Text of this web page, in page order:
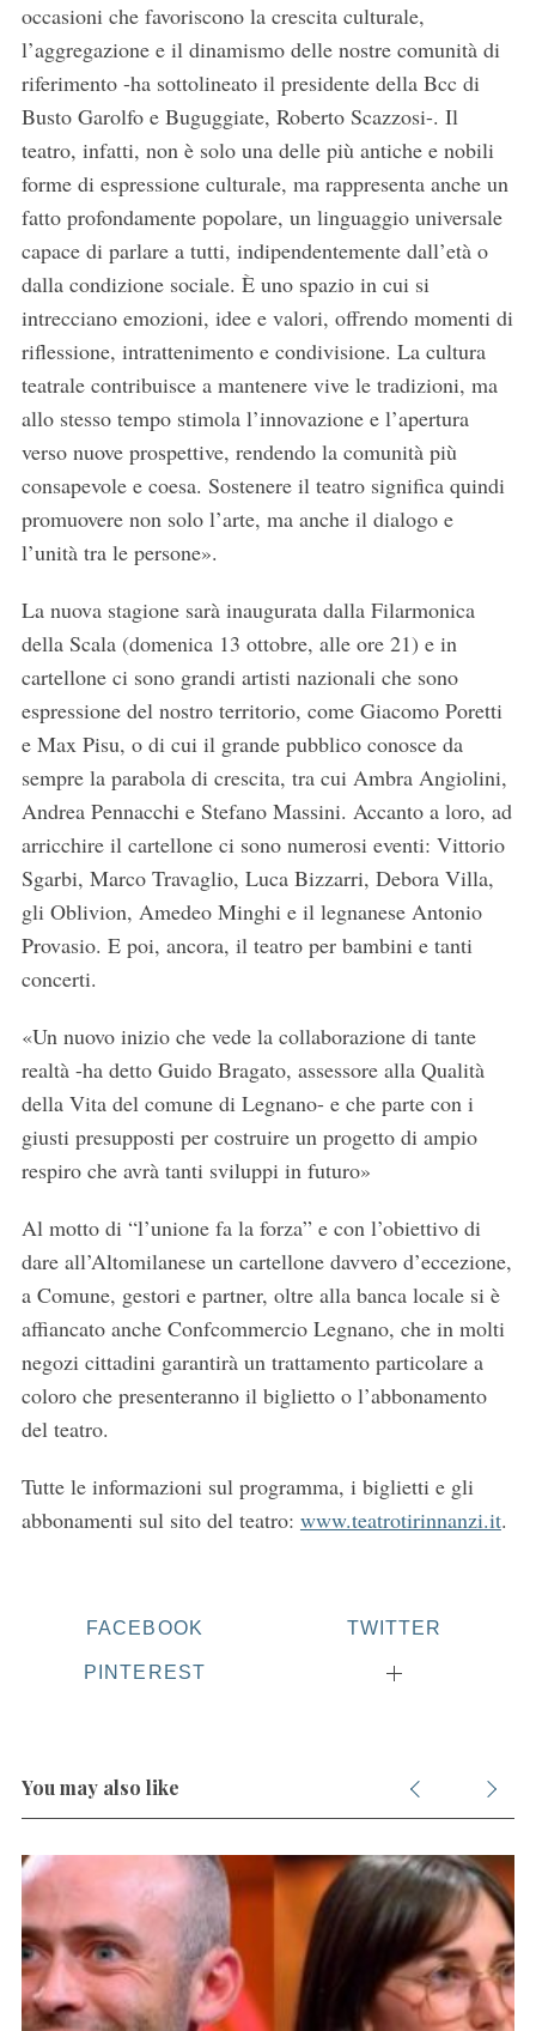
occasioni che favoriscono la crescita culturale,
l’aggregazione e il dinamismo delle nostre comunità di
riferimento -ha sottolineato il presidente della Bcc di
Busto Garolfo e Buguggiate, Roberto Scazzosi-. Il
teatro, infatti, non è solo una delle più antiche e nobili
forme di espressione culturale, ma rappresenta anche un
fatto profondamente popolare, un linguaggio universale
capace di parlare a tutti, indipendentemente dall’età o
dalla condizione sociale. È uno spazio in cui si
intrecciano emozioni, idee e valori, offrendo momenti di
riflessione, intrattenimento e condivisione. La cultura
teatrale contribuisce a mantenere vive le tradizioni, ma
allo stesso tempo stimola l’innovazione e l’apertura
verso nuove prospettive, rendendo la comunità più
consapevole e coesa. Sostenere il teatro significa quindi
promuovere non solo l’arte, ma anche il dialogo e
l’unità tra le persone».
La nuova stagione sarà inaugurata dalla Filarmonica
della Scala (domenica 13 ottobre, alle ore 21) e in
cartellone ci sono grandi artisti nazionali che sono
espressione del nostro territorio, come Giacomo Poretti
e Max Pisu, o di cui il grande pubblico conosce da
sempre la parabola di crescita, tra cui Ambra Angiolini,
Andrea Pennacchi e Stefano Massini. Accanto a loro, ad
arricchire il cartellone ci sono numerosi eventi: Vittorio
Sgarbi, Marco Travaglio, Luca Bizzarri, Debora Villa,
gli Oblivion, Amedeo Minghi e il legnanese Antonio
Provasio. E poi, ancora, il teatro per bambini e tanti
concerti.
«Un nuovo inizio che vede la collaborazione di tante
realtà -ha detto Guido Bragato, assessore alla Qualità
della Vita del comune di Legnano- e che parte con i
giusti presupposti per costruire un progetto di ampio
respiro che avrà tanti sviluppi in futuro»
Al motto di “l’unione fa la forza” e con l’obiettivo di
dare all’Altomilanese un cartellone davvero d’eccezione,
a Comune, gestori e partner, oltre alla banca locale si è
affiancato anche Confcommercio Legnano, che in molti
negozi cittadini garantirà un trattamento particolare a
coloro che presenteranno il biglietto o l’abbonamento
del teatro.
Tutte le informazioni sul programma, i biglietti e gli
abbonamenti sul sito del teatro: www.teatrotirinnanzi.it.
FACEBOOK TWITTER
PINTEREST
You may also like
S
e
a
r
c
h
o
r